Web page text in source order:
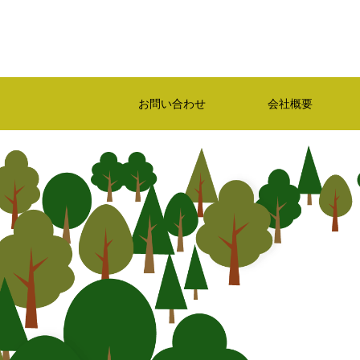
お問い合わせ 会社概要